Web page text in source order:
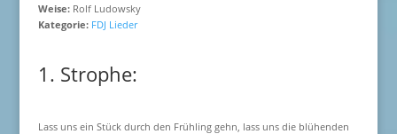
Weise:Rolf Ludowsky
Kategorie: FDJ Lieder
1. Strophe:
Lass uns ein Stück durch den Frühling gehn, lass uns die blühenden